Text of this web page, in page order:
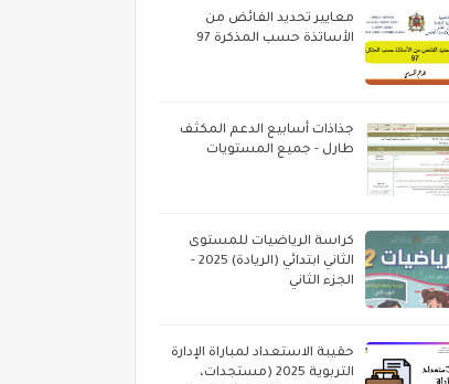
معايير تحديد الفائض من
الأساتذة حسب المذكرة 97
جذاذات أسابيع الدعم المكثف
طارل - جميع المستويات
كراسة الرياضيات للمستوى
الثاني ابتدائي (الريادة) 2025 -
الجزء الثاني
حقيبة الاستعداد لمباراة الإدارة
التربوية 2025 (مستجدات،